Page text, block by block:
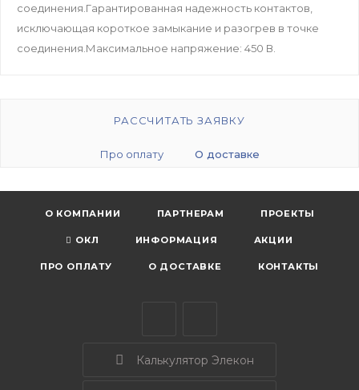
соединения.Гарантированная надежность контактов,
исключающая короткое замыкание и разогрев в точке
соединения.Максимальное напряжение: 450 В.
РАССЧИТАТЬ ЗАЯВКУ
Про оплату О доставке
О КОМПАНИИ ПАРТНЕРАМ ПРОЕКТЫ
ОКЛ ИНФОРМАЦИЯ АКЦИИ
ПРО ОПЛАТУ О ДОСТАВКЕ КОНТАКТЫ
Калькулятор Элекон